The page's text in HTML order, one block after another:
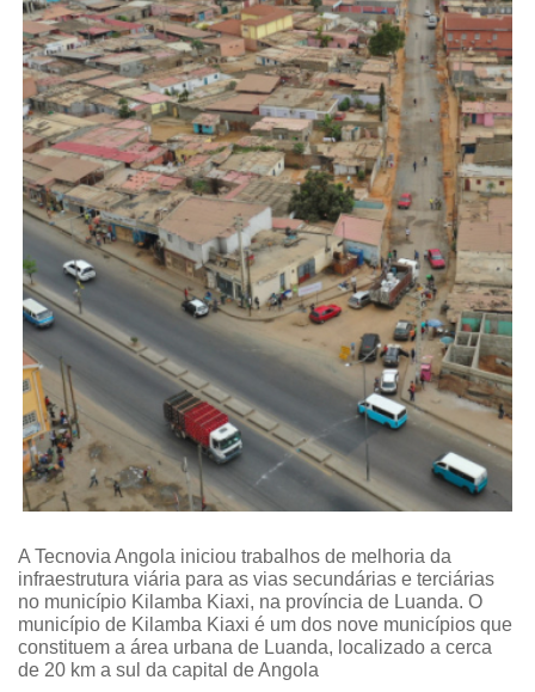
A Tecnovia Angola iniciou trabalhos de melhoria da
infraestrutura viária para as vias secundárias e terciárias
no município Kilamba Kiaxi, na província de Luanda. O
município de Kilamba Kiaxi é um dos nove municípios que
constituem a área urbana de Luanda, localizado a cerca
de 20 km a sul da capital de Angola